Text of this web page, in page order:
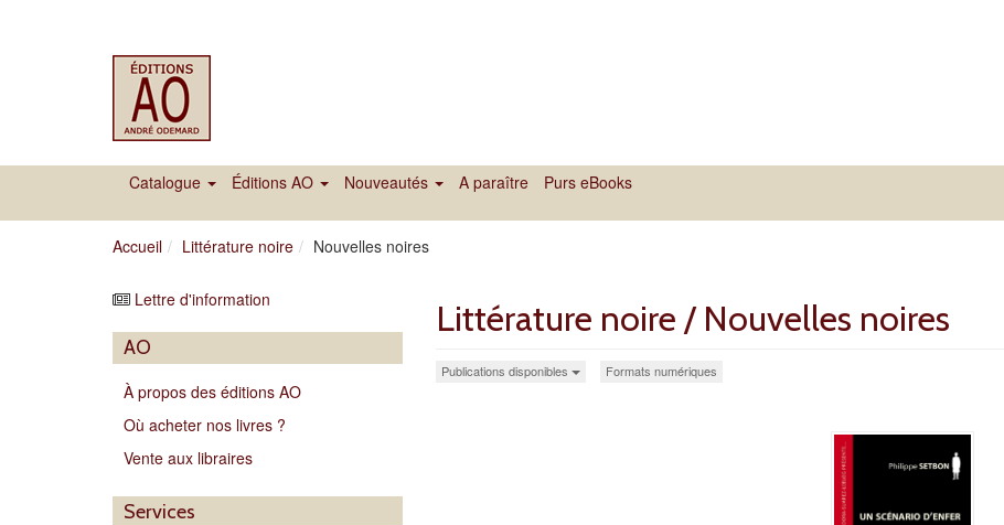
Catalogue Éditions AO Nouveautés A paraître Purs eBooks
Accueil Littérature noire Nouvelles noires
Lettre d'information
AO
À propos des éditions AO
Où acheter nos livres ?
Vente aux libraires
Services
Littérature noire / Nouvelles noires
Publications disponibles Formats numériques